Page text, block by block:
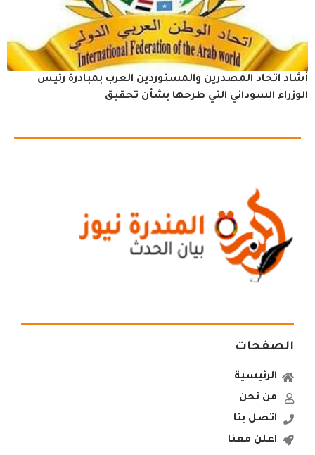
أشاد اتحاد المصدرين والمستوردين العرب بمبادرة رئيس
الوزراء السوداني التي طرحها بشأن تحقيق
الصفحات
الرئيسية
من نحن
اتصل بنا
اعلن معنا